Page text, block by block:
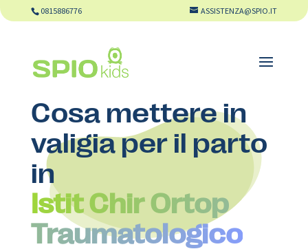
0815886776 ASSISTENZA@SPIO.IT
Cosa mettere in
valigia per il parto
in
Istit Chir Ortop
Traumatologico